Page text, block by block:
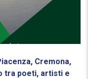
Cremona,
tra poeti, artisti e